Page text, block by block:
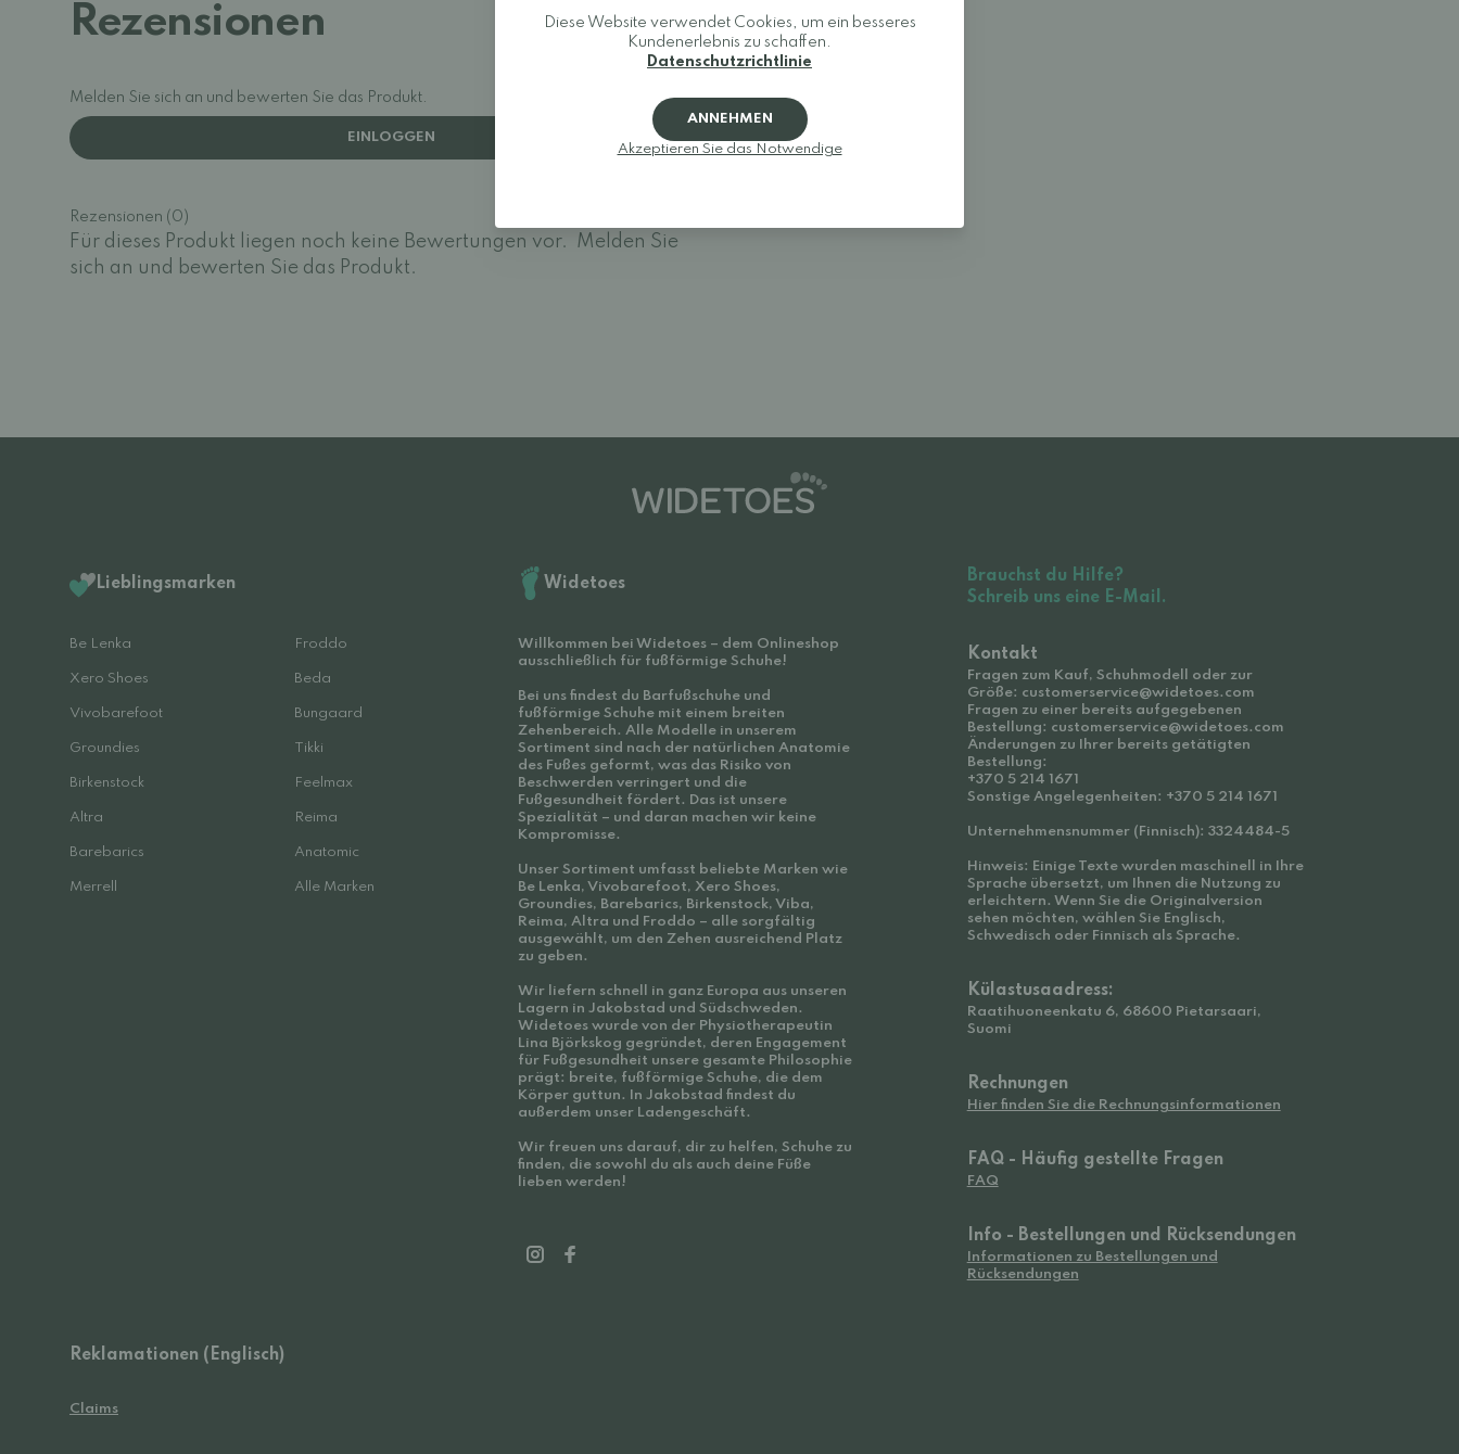
Rezensionen
Melden Sie sich an und bewerten Sie das Produkt.
EINLOGGEN
Rezensionen (0)
Für dieses Produkt liegen noch keine Bewertungen vor.
Melden Sie
sich an und bewerten Sie das Produkt.
Lieblingsmarken
Be Lenka Froddo
Xero Shoes Beda
Vivobarefoot Bungaard
Groundies Tikki
Birkenstock Feelmax
Altra Reima
Barebarics Anatomic
Merrell Alle Marken
Widetoes
Willkommen bei Widetoes – dem Onlineshop
ausschließlich für fußförmige Schuhe!
Bei uns findest du Barfußschuhe und
fußförmige Schuhe mit einem breiten
Zehenbereich. Alle Modelle in unserem
Sortiment sind nach der natürlichen Anatomie
des Fußes geformt, was das Risiko von
Beschwerden verringert und die
Fußgesundheit fördert. Das ist unsere
Spezialität – und daran machen wir keine
Kompromisse.
Unser Sortiment umfasst beliebte Marken wie
Be Lenka, Vivobarefoot, Xero Shoes,
Groundies, Barebarics, Birkenstock, Viba,
Reima, Altra und Froddo – alle sorgfältig
ausgewählt, um den Zehen ausreichend Platz
zu geben.
Wir liefern schnell in ganz Europa aus unseren
Lagern in Jakobstad und Südschweden.
Widetoes wurde von der Physiotherapeutin
Lina Björkskog gegründet, deren Engagement
für Fußgesundheit unsere gesamte Philosophie
prägt: breite, fußförmige Schuhe, die dem
Körper guttun. In Jakobstad findest du
außerdem unser Ladengeschäft.
Wir freuen uns darauf, dir zu helfen, Schuhe zu
finden, die sowohl du als auch deine Füße
lieben werden!
Brauchst du Hilfe?
Schreib uns eine E-Mail.
Kontakt
Fragen zum Kauf, Schuhmodell oder zur
Größe: customerservice@widetoes.com
Fragen zu einer bereits aufgegebenen
Bestellung: customerservice@widetoes.com
Änderungen zu Ihrer bereits getätigten
Bestellung:
+370 5 214 1671
Sonstige Angelegenheiten: +370 5 214 1671
Unternehmensnummer (Finnisch): 3324484-5
Hinweis: Einige Texte wurden maschinell in Ihre
Sprache übersetzt, um Ihnen die Nutzung zu
erleichtern. Wenn Sie die Originalversion
sehen möchten, wählen Sie Englisch,
Schwedisch oder Finnisch als Sprache.
Külastusaadress:
Raatihuoneenkatu 6, 68600 Pietarsaari,
Suomi
Rechnungen
Hier finden Sie die Rechnungsinformationen
FAQ - Häufig gestellte Fragen
FAQ
Info - Bestellungen und Rücksendungen
Informationen zu Bestellungen und
Rücksendungen
Reklamationen (Englisch)
Claims
Diese Website verwendet Cookies, um ein besseres
Kundenerlebnis zu schaffen.
Datenschutzrichtlinie
ANNEHMEN
Akzeptieren Sie das Notwendige